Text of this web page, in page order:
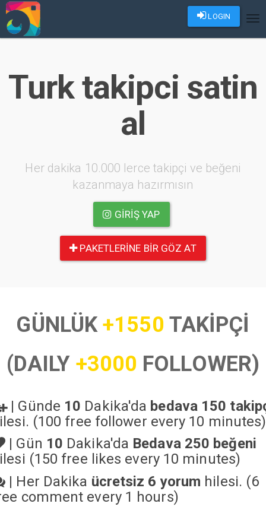
LOGIN
Turk takipci satin
al
Her dakika 10.000 lerce takipçi ve beğeni
kazanmaya hazırmısın
GIRIŞ YAP
PAKETLERINE BIR GÖZ AT
GÜNLÜK+1550 TAKİPÇİ
(DAILY +3000 FOLLOWER)
| Günde 10 Dakika'da bedava 150
(100 free follower every 10 minutes)
| Gün 10 Dakika'da Bedava 250 beğeni
(150 free likes every 10 minutes)
| Her Dakika ücretsiz 6 yorum hilesi. (6
comment every 1 hours)